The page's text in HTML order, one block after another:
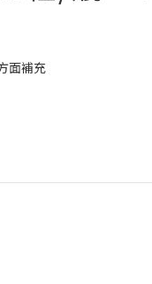
面補充